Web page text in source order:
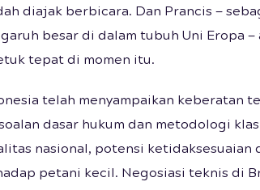
diajak berbicara. Dan Prancis —
besar di dalam tubuh Uni Eropa
tepat di momen itu.
telah menyampaikan keberatan
dasar hukum dan metodologi
nasional, potensi
petani kecil. Negosiasi teknis di